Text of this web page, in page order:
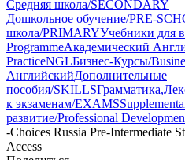
Средняя школа/SECONDARY
Дошкольное обучение/PRE-
школа/PRIMARYУчебники для
ProgrammeАкадемический
PracticeNGLБизнес-Курсы/
АнглийскийДополнительные
пособия/SKILLS
к экзаменам/EXAMS
развитие/Professional
-Choices Russia Pre-Intermediate
Access